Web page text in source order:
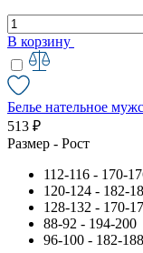
В корзину
Белье нательное
513 ₽
Размер - Рост
112-116 - 170-
120-124 - 182-
128-132 - 170-
88-92 - 194-200
96-100 - 182-188